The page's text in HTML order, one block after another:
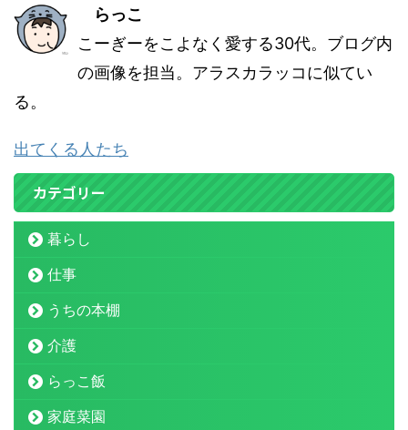
らっこ
こーぎーをこよなく愛する30代。ブログ内
の画像を担当。アラスカラッコに似てい
る。
出てくる人たち
カテゴリー
暮らし
仕事
うちの本棚
介護
らっこ飯
家庭菜園